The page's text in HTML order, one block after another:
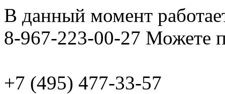
В данный момент
8-967-223-00-27 Можете
+7 (495) 477-33-57